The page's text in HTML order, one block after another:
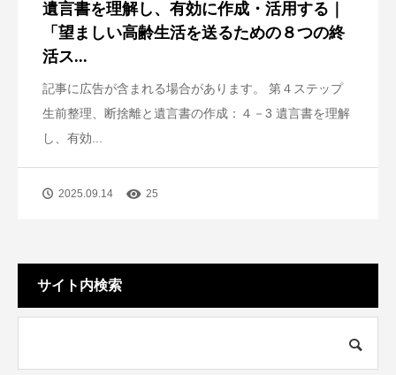
遺言書を理解し、有効に作成・活用する｜
「望ましい高齢生活を送るための８つの終
活ス...
記事に広告が含まれる場合があります。 第４ステップ
生前整理、断捨離と遺言書の作成：４－3 遺言書を理解
し、有効...
2025.09.14 25
サイト内検索